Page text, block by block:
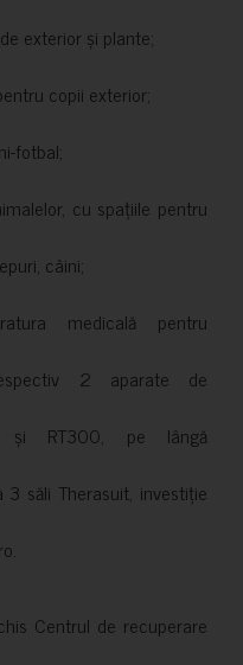
exterior și plante;
copii exterior;
fotbal;
cu spațiile pentru
câini;
medicală pentru
2 aparate de
și RT300, pe lângă
săli Therasuit, investiție
Centrul de recuperare